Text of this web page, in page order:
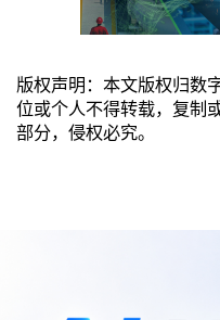
版权声明：本文版权归数
位或个人不得转载，复制
部分，侵权必究。